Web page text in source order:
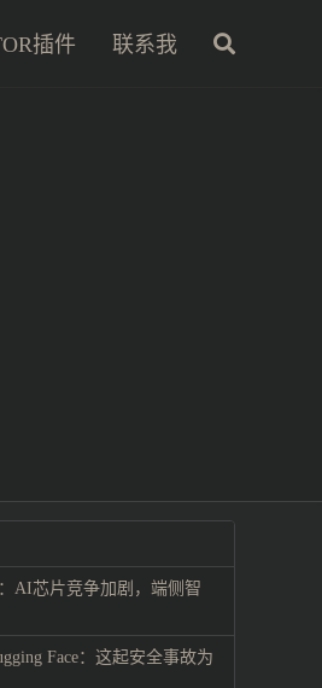
插件 联系我
AI芯片竞争加剧，端侧智
Face：这起安全事故为